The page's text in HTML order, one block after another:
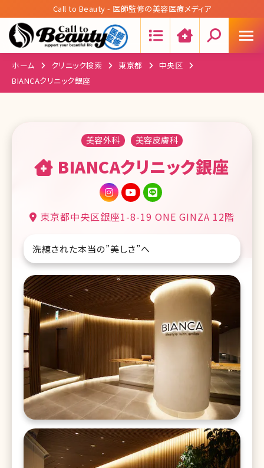
Call to Beauty - 医師監修の美容医療メディア
ホーム クリニック検索 東京都
中央区
BIANCAクリニック銀座
美容外科 美容皮膚科
BIANCAクリニック銀座
東京都中央区銀座1-8-19 ONE GINZA 12階
洗練された本当の”美しさ”へ